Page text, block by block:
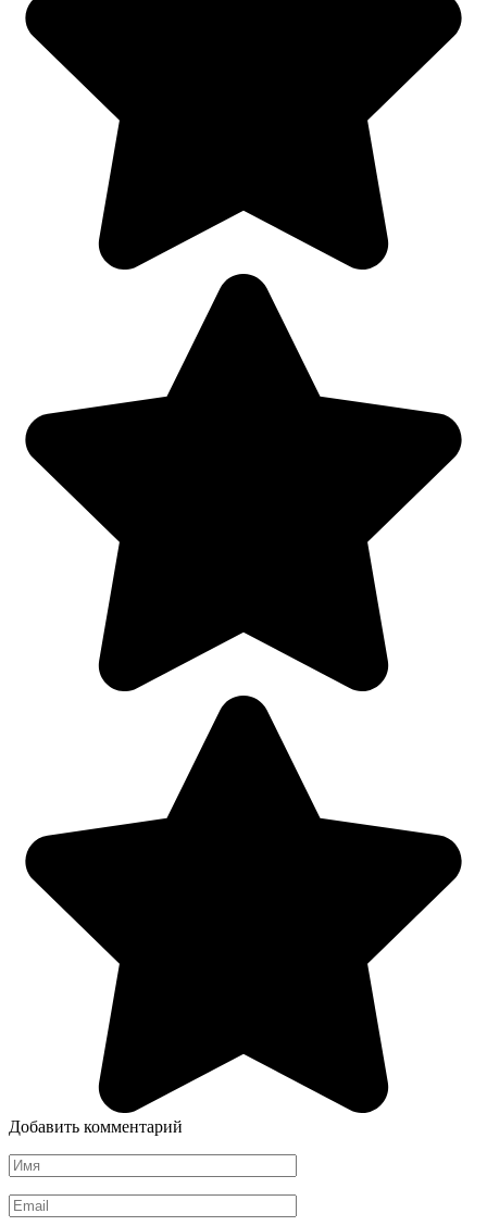
Добавить комментарий
Имя
*
Email
*